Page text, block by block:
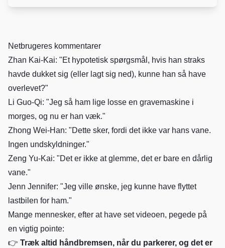
Netbrugeres kommentarer
Zhan Kai-Kai: "Et hypotetisk spørgsmål, hvis han straks
havde dukket sig (eller lagt sig ned), kunne han så have
overlevet?"
Li Guo-Qi: "Jeg så ham lige losse en gravemaskine i
morges, og nu er han væk."
Zhong Wei-Han: "Dette sker, fordi det ikke var hans vane.
Ingen undskyldninger."
Zeng Yu-Kai: "Det er ikke at glemme, det er bare en dårlig
vane."
Jenn Jennifer: "Jeg ville ønske, jeg kunne have flyttet
lastbilen for ham."
Mange mennesker, efter at have set videoen, pegede på
en vigtig pointe:
👉 Træk altid håndbremsen, når du parkerer, og det er